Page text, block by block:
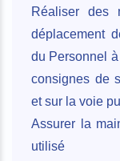
Réaliser des
déplacement
du Personnel
consignes de
et sur la voie
Assurer la
utilisé